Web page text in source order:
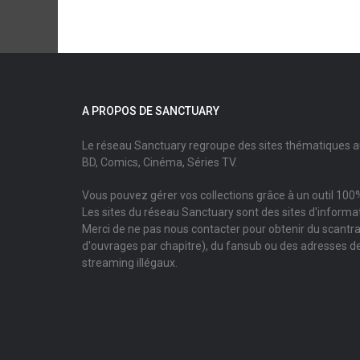
A PROPOS DE SANCTUARY
Le réseau Sanctuary regroupe des sites thématiques
BD, Comics, Cinéma, Séries TV.
Vous pouvez gérer vos collections grâce à un outil
Les sites du réseau Sanctuary sont des sites
Merci de ne pas nous contacter pour obtenir du
d'ouvrages par chapitre), du fansub ou des adresses
streaming illégaux.